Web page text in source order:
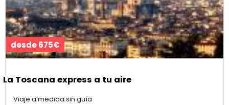
desde 675€
La Toscana express a tu aire
Viaje a medida sin guía